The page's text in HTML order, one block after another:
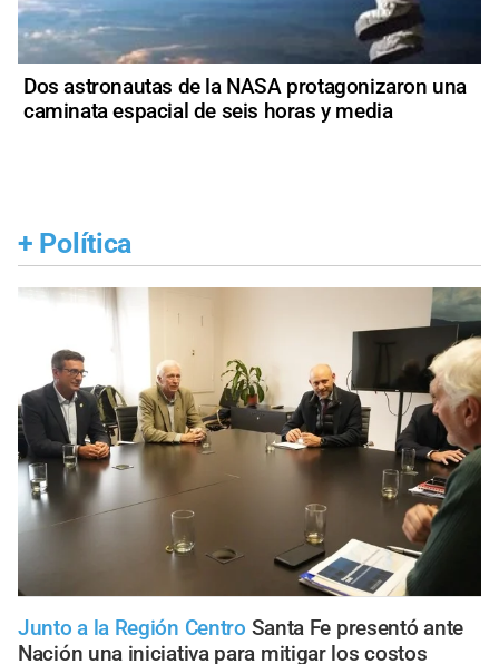
Dos astronautas de la NASA protagonizaron una
caminata espacial de seis horas y media
+ Política
Junto a la Región Centro Santa Fe presentó ante
Nación una iniciativa para mitigar los costos